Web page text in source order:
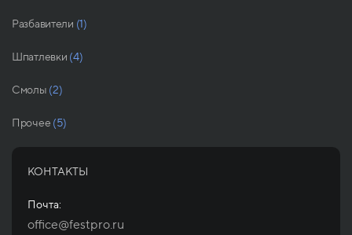
Разбавители (1)
Шпатлевки (4)
Смолы (2)
Прочее (5)
КОНТАКТЫ
Почта:
office@festpro.ru